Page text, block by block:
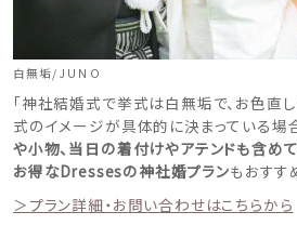
白無垢/JUNO
「神社結婚式で挙式は白無垢で、お色直
式のイメージが具体的に決まっている場
や小物、当日の着付けやアテンドも含め
お得なDressesの神社婚プランもおすす
＞プラン詳細・お問い合わせはこちらから